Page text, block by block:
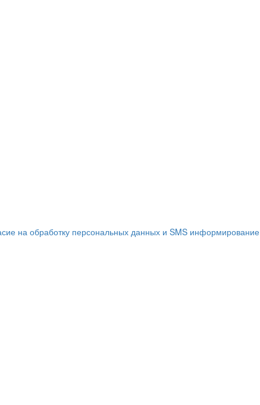
на обработку персональных данных и SMS информирование